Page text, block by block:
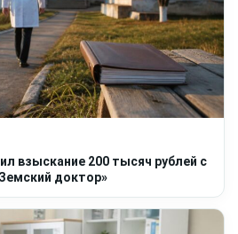
взыскание 200 тысяч рублей с
доктор»